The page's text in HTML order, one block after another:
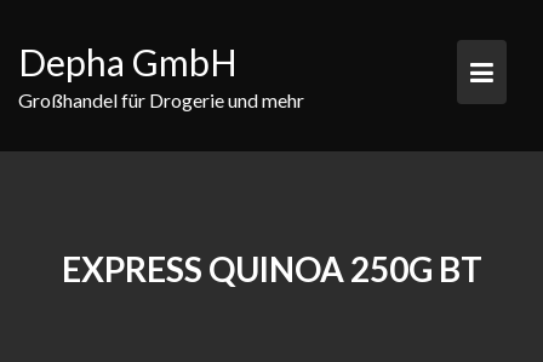
content
Depha GmbH
Großhandel für Drogerie und mehr
EXPRESS QUINOA 250G BT